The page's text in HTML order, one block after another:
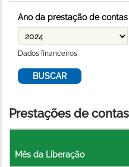
Ano da prestação de contas
Dados financeiros
Prestações de contas
Mês da Liberação